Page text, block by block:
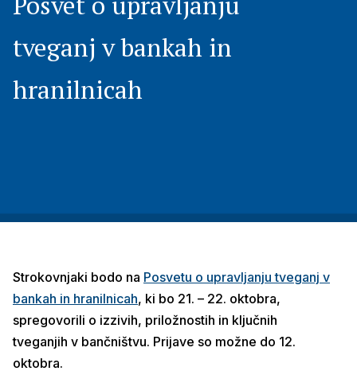
tveganj v bankah in
hranilnicah
Strokovnjaki bodo na Posvetu o upravljanju tveganj v
bankah in hranilnicah, ki bo 21. – 22. oktobra,
spregovorili o izzivih, priložnostih in ključnih
tveganjih v bančništvu. Prijave so možne do 12.
oktobra.